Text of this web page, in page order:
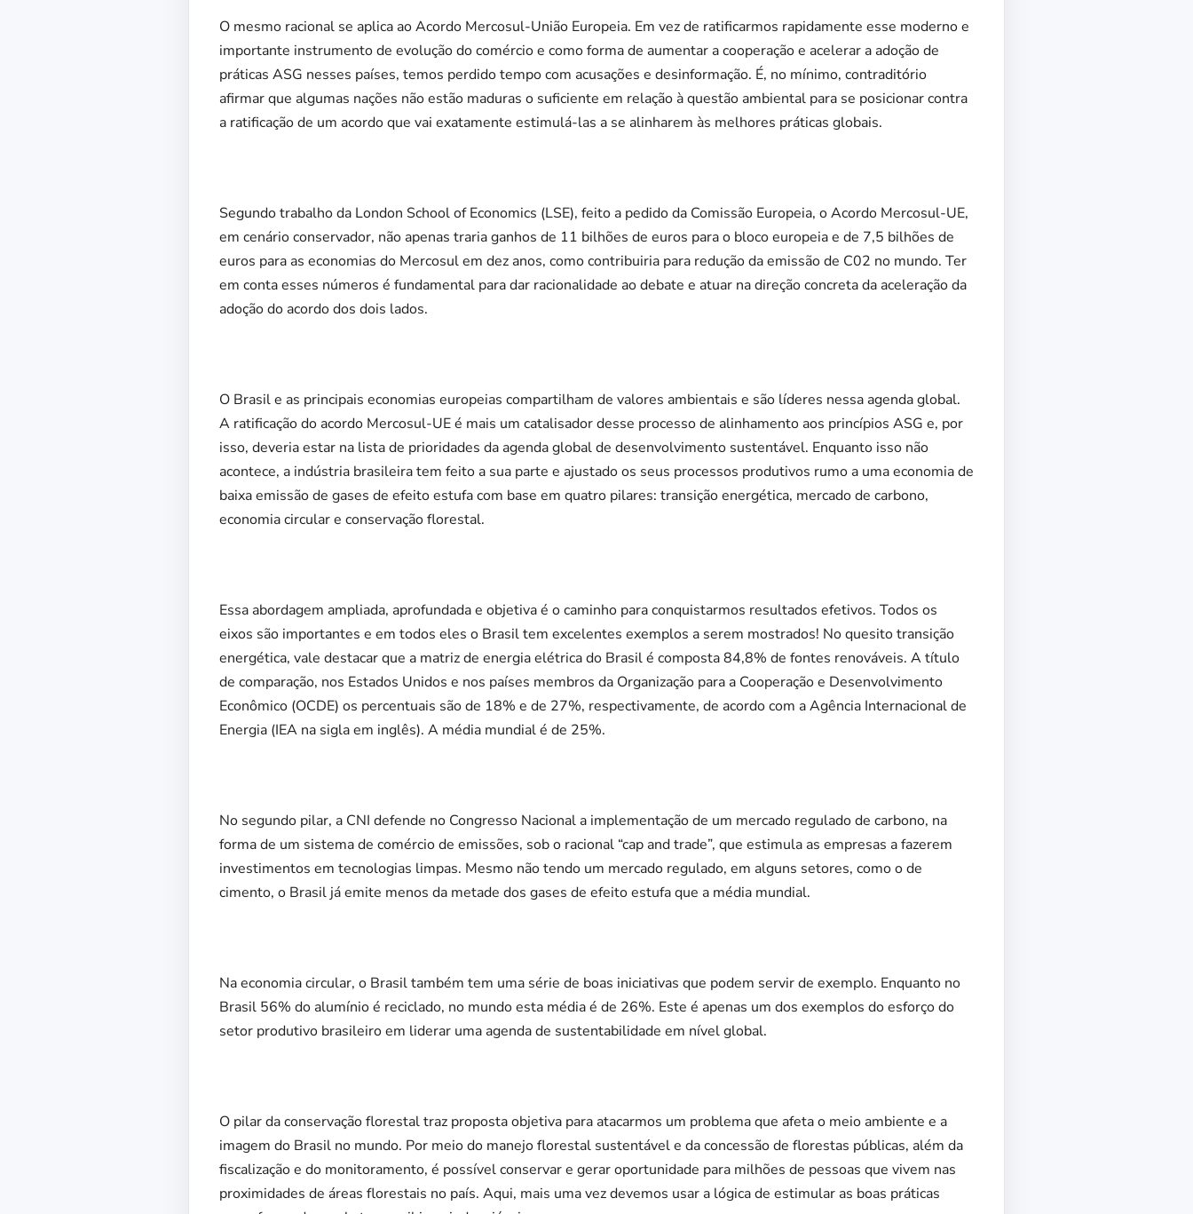
O mesmo racional se aplica ao Acordo Mercosul-União Europeia. Em vez de ratificarmos rapidamente esse moderno e
importante instrumento de evolução do comércio e como forma de aumentar a cooperação e acelerar a adoção de
práticas ASG nesses países, temos perdido tempo com acusações e desinformação. É, no mínimo, contraditório
afirmar que algumas nações não estão maduras o suficiente em relação à questão ambiental para se posicionar contra
a ratificação de um acordo que vai exatamente estimulá-las a se alinharem às melhores práticas globais.
Segundo trabalho da London School of Economics (LSE), feito a pedido da Comissão Europeia, o Acordo Mercosul-UE,
em cenário conservador, não apenas traria ganhos de 11 bilhões de euros para o bloco europeia e de 7,5 bilhões de
euros para as economias do Mercosul em dez anos, como contribuiria para redução da emissão de C02 no mundo. Ter
em conta esses números é fundamental para dar racionalidade ao debate e atuar na direção concreta da aceleração da
adoção do acordo dos dois lados.
O Brasil e as principais economias europeias compartilham de valores ambientais e são líderes nessa agenda global.
A ratificação do acordo Mercosul-UE é mais um catalisador desse processo de alinhamento aos princípios ASG e, por
isso, deveria estar na lista de prioridades da agenda global de desenvolvimento sustentável. Enquanto isso não
acontece, a indústria brasileira tem feito a sua parte e ajustado os seus processos produtivos rumo a uma economia de
baixa emissão de gases de efeito estufa com base em quatro pilares: transição energética, mercado de carbono,
economia circular e conservação florestal.
Essa abordagem ampliada, aprofundada e objetiva é o caminho para conquistarmos resultados efetivos. Todos os
eixos são importantes e em todos eles o Brasil tem excelentes exemplos a serem mostrados! No quesito transição
energética, vale destacar que a matriz de energia elétrica do Brasil é composta 84,8% de fontes renováveis. A título
de comparação, nos Estados Unidos e nos países membros da Organização para a Cooperação e Desenvolvimento
Econômico (OCDE) os percentuais são de 18% e de 27%, respectivamente, de acordo com a Agência Internacional de
Energia (IEA na sigla em inglês). A média mundial é de 25%.
No segundo pilar, a CNI defende no Congresso Nacional a implementação de um mercado regulado de carbono, na
forma de um sistema de comércio de emissões, sob o racional “cap and trade”, que estimula as empresas a fazerem
investimentos em tecnologias limpas. Mesmo não tendo um mercado regulado, em alguns setores, como o de
cimento, o Brasil já emite menos da metade dos gases de efeito estufa que a média mundial.
Na economia circular, o Brasil também tem uma série de boas iniciativas que podem servir de exemplo. Enquanto no
Brasil 56% do alumínio é reciclado, no mundo esta média é de 26%. Este é apenas um dos exemplos do esforço do
setor produtivo brasileiro em liderar uma agenda de sustentabilidade em nível global.
O pilar da conservação florestal traz proposta objetiva para atacarmos um problema que afeta o meio ambiente e a
imagem do Brasil no mundo. Por meio do manejo florestal sustentável e da concessão de florestas públicas, além da
fiscalização e do monitoramento, é possível conservar e gerar oportunidade para milhões de pessoas que vivem nas
proximidades de áreas florestais no país. Aqui, mais uma vez devemos usar a lógica de estimular as boas práticas